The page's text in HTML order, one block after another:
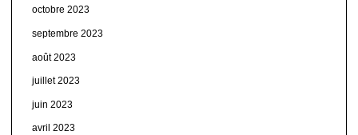
octobre 2023
septembre 2023
août 2023
juillet 2023
juin 2023
avril 2023